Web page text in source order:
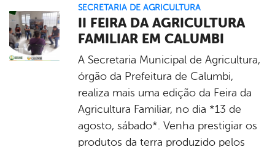
SECRETARIA DE AGRICULTURA
II FEIRA DA AGRICULTURA
FAMILIAR EM CALUMBI
A Secretaria Municipal de Agricultura,
órgão da Prefeitura de Calumbi,
realiza mais uma edição da Feira da
Agricultura Familiar, no dia *13 de
agosto, sábado*. Venha prestigiar os
produtos da terra produzido pelos